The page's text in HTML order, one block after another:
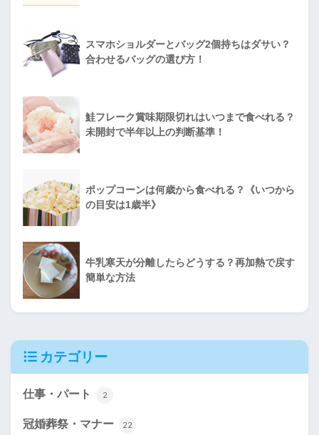
スマホショルダーとバッグ2個持ちはダサい？
合わせるバッグの選び方！
鮭フレーク賞味期限切れはいつまで食べれる？
未開封で半年以上の判断基準！
ポップコーンは何歳から食べれる？《いつから
の目安は1歳半》
牛乳寒天が分離したらどうする？再加熱で戻す
簡単な方法
カテゴリー
仕事・パート 2
冠婚葬祭・マナー 22